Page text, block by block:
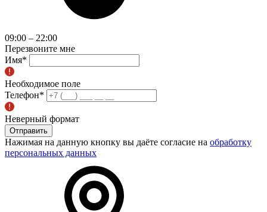
09:00 – 22:00
Перезвоните мне
Имя*
Необходимое поле
Телефон*
Неверный формат
Отправить
Нажимая на данную кнопку вы даёте согласие на обработку
персональных данных